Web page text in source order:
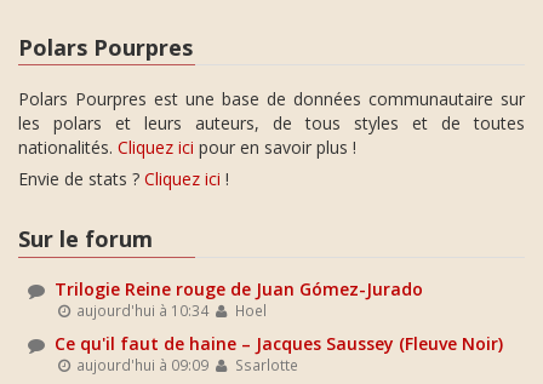
Polars Pourpres
Polars Pourpres est une base de données communautaire sur
les polars et leurs auteurs, de tous styles et de toutes
nationalités. Cliquez ici pour en savoir plus !
Envie de stats ? Cliquez ici !
Sur le forum
Trilogie Reine rouge de Juan Gómez-Jurado
aujourd'hui à 10:34 Hoel
Ce qu'il faut de haine – Jacques Saussey (Fleuve Noir)
aujourd'hui à 09:09 Ssarlotte